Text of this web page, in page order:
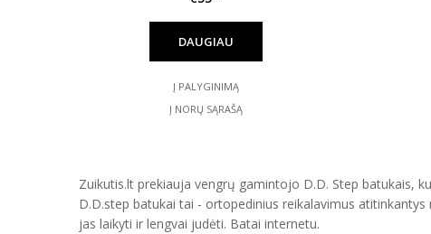
DAUGIAU
Į PALYGINIMĄ
Į NORŲ SĄRAŠĄ
Zuikutis.lt prekiauja vengrų gamintojo D.D. Step batukais,
D.D.step batukai tai - ortopedinius reikalavimus
jas laikyti ir lengvai judėti. Batai internetu.